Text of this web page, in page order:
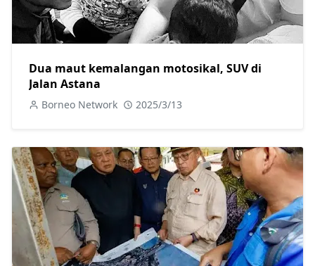
Dua maut kemalangan motosikal, SUV di
Jalan Astana
Borneo Network 2025/3/13